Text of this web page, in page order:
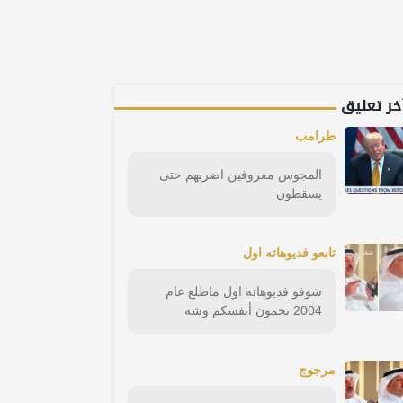
تعليق
طرامب
المجوس معروفين اضربهم حتى
يسقطون
تابعو فديوهاته اول
شوفو فديوهاته اول ماطلع عام
2004 تحمون أنفسكم وشه
مرجوج